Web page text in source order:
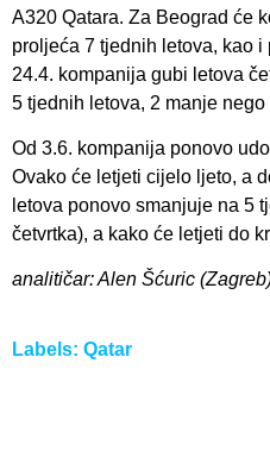
A320 Qatara. Za Beograd će
proljeća 7 tjednih letova, kao
24.4. kompanija gubi letova
5 tjednih letova, 2 manje
Od 3.6. kompanija ponovo
Ovako će letjeti cijelo ljeto, a
letova ponovo smanjuje na 5
četvrtka), a kako će letjeti do
analitičar: Alen Šćuric
Labels: Qatar